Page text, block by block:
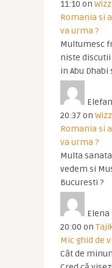
11:10 on
Romania si
va urma ?
Multumesc
niste discutii
in Abu
20:37 on
Romania si
va urma ?
Multa
vedem si
Bucuresti ?
Elena
20:00 on
Mic ghid de
Cât de